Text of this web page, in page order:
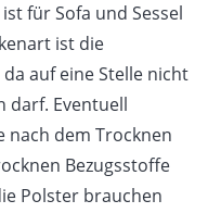
für Sofa und Sessel
ist die
auf eine Stelle nicht
darf. Eventuell
nach dem Trocknen
Bezugsstoffe
Polster brauchen